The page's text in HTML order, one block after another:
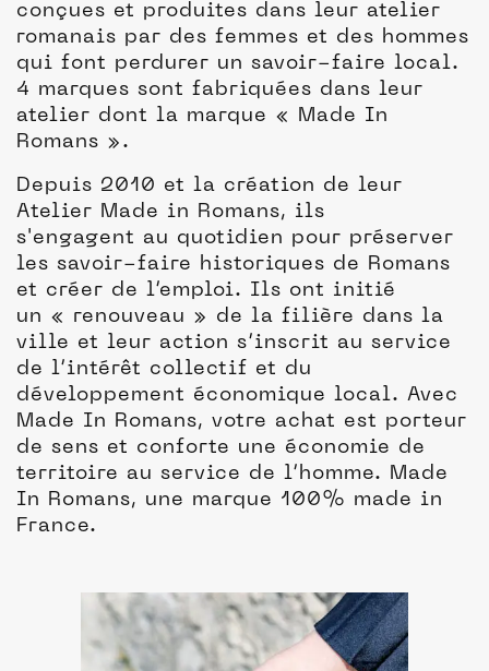
conçues et produites dans leur atelier
romanais par des femmes et des hommes
qui font perdurer un savoir-faire local.
4 marques sont fabriquées dans leur
atelier dont la marque « Made In
Romans ».
Depuis 2010 et la création de leur
Atelier Made in Romans, ils
s'engagent au quotidien pour préserver
les savoir-faire historiques de Romans
et créer de l’emploi. Ils ont initié
un « renouveau » de la filière dans la
ville et leur action s’inscrit au service
de l’intérêt collectif et du
développement économique local. Avec
Made In Romans, votre achat est porteur
de sens et conforte une économie de
territoire au service de l’homme. Made
In Romans, une marque 100% made in
France.